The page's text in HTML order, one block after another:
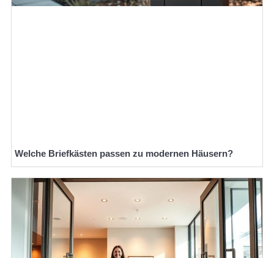
Welche Briefkästen passen zu modernen Häusern?